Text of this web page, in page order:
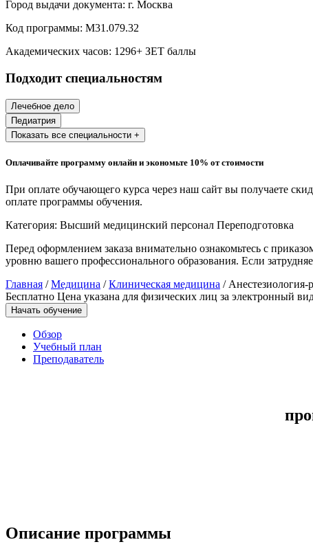
Образование и педагогические науки
Социология и социальная работа
История и археология
Психологические науки
Техносферная безопасность и ОТ
Техносферная безопасность и
Экологическая безопасность в
промышленности
Управление административно-
хозяйственной деятельностью
Город выдачи документа: г. Москва
Код программы: М31.079.32
Академических часов: 1296+ ЗЕТ баллы
Подходит специальностям
Лечебное дело
Педиатрия
Показать все специальности +
Оплачивайте программу онлайн и экономьте 10% от стоимости
При оплате обучающего курса через наш сайт вы получаете
оплате программы обучения.
Категория: Высший медицинский персонал Переподготовка
Перед оформлением заказа внимательно ознакомьтесь с
уровню вашего профессионального образования. Если
Главная /Медицина /Клиническая медицина / Анестезиология-
Бесплатно Цена указана для физических лиц за электронный
Начать обучение
Обзор
Учебный план
Преподаватель
Описание программы